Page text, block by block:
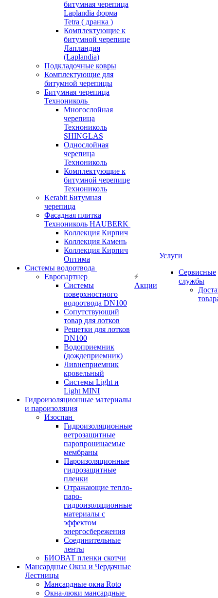
битумная черепица
Laplandia форма
Tetra ( дранка )
Комплектующие к
битумной черепице
Лапландия
(Laplandia)
Подкладочные ковры
Комплектующие для
битумной черепицы
Битумная черепица
Технониколь
Многослойная
черепица
Технониколь
SHINGLAS
Однослойная
черепица
Технониколь
Комплектующие к
битумной черепице
Технониколь
Kerabit Битумная
черепица
Фасадная плитка
Технониколь HAUBERK
Кол​лекция Кирпич
Кол​лекция Камень
Коллекция Кирпич
Оптима
Системы водоотвода
Европартнер
Системы
поверхностного
водоотвода DN100
Сопутствующий
товар для лотков
Решетки для лотков
DN100
Водоприемник
(дождеприемник)
Ливнеприемник
кровельный
Системы Light и
Light MINI
Гидроизоляционные материалы
и пароизоляция
Изоспан
Гидроизоляционные
ветрозащитные
паропроницаемые
мембраны
Пароизоляционные
гидрозащитные
пленки
Отражающие тепло-
паро-
гидроизоляционные
материалы с
эффектом
энергосбережения
Соединительные
ленты
БИОВАТ пленки скотчи
Мансардные Окна и Чердачные
Лестницы
Мансардные окна Roto
Окна-люки мансардные
Акции
Услуги
Сервисные
службы